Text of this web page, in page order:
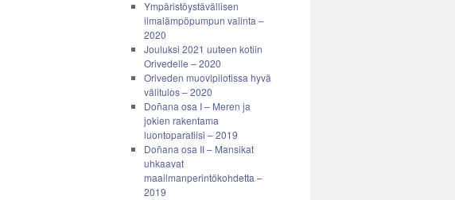
Ympäristöystävällisen
ilmalämpöpumpun valinta –
2020
Jouluksi 2021 uuteen kotiin
Orivedelle – 2020
Oriveden muovipilotissa hyvä
välitulos – 2020
Doñana osa I – Meren ja
jokien rakentama
luontoparatiisi – 2019
Doñana osa II – Mansikat
uhkaavat
maailmanperintökohdetta –
2019